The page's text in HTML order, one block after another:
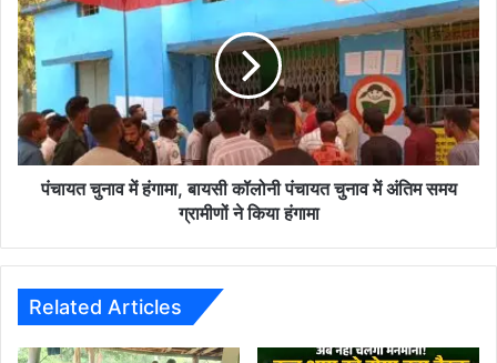
बनते
जा
रही
प्रत्याशी
में
हंगामा,
बायसी
कॉलोनी
पंचायत
चुनाव
में
अंतिम
हंगामा
पंचायत चुनाव में हंगामा, बायसी कॉलोनी पंचायत चुनाव में अंतिम समय
ग्रामीणों ने किया हंगामा
Related Articles